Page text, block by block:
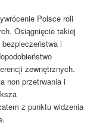
Polsce roli
Osiągnięcie takiej
i
zewnętrznych.
non przetrwania i
z punktu widzenia